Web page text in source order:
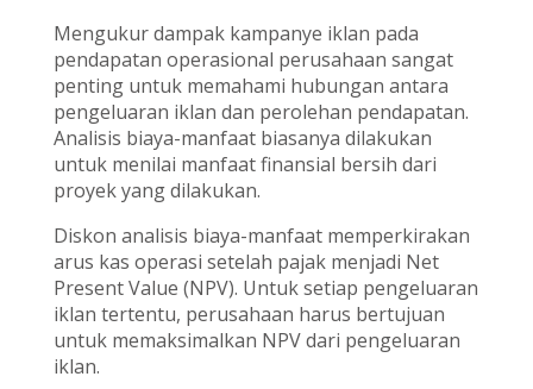
Mengukur dampak kampanye iklan pada
pendapatan operasional perusahaan sangat
penting untuk memahami hubungan antara
pengeluaran iklan dan perolehan pendapatan.
Analisis biaya-manfaat biasanya dilakukan
untuk menilai manfaat finansial bersih dari
proyek yang dilakukan.
Diskon analisis biaya-manfaat memperkirakan
arus kas operasi setelah pajak menjadi Net
Present Value (NPV). Untuk setiap pengeluaran
iklan tertentu, perusahaan harus bertujuan
untuk memaksimalkan NPV dari pengeluaran
iklan.